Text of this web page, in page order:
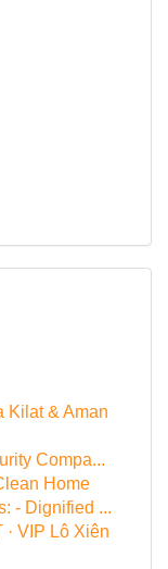
Kilat & Aman
Compa...
Home
- Dignified ...
VIP Lô Xiên